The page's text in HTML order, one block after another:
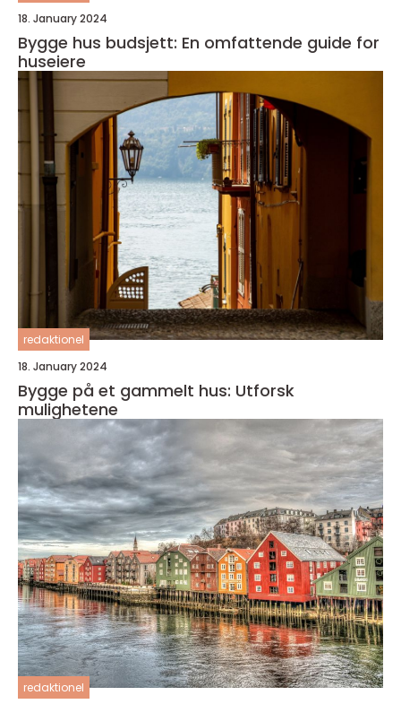
18. January 2024
Bygge hus budsjett: En omfattende guide for
huseiere
redaktionel
18. January 2024
Bygge på et gammelt hus: Utforsk
mulighetene
redaktionel